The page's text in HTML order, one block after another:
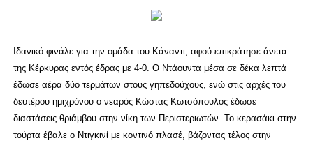
Ιδανικό φινάλε για την ομάδα του Κάναντι, αφού επικράτησε άνετα
της Κέρκυρας εντός έδρας με 4-0. Ο Ντάουντα μέσα σε δέκα λεπτά
έδωσε αέρα δύο τερμάτων στους γηπεδούχους, ενώ στις αρχές του
δευτέρου ημιχρόνου ο νεαρός Κώστας Κωτσόπουλος έδωσε
διαστάσεις θριάμβου στην νίκη των Περιστεριωτών. Το κερασάκι στην
τούρτα έβαλε ο Ντιγκινί με κοντινό πλασέ, βάζοντας τέλος στην